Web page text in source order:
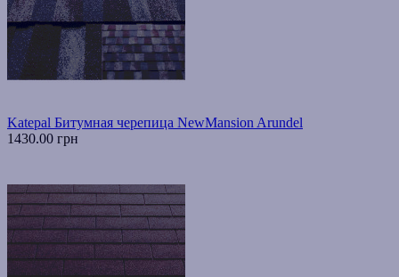
Katepal Битумная черепица NewMansion Arundel
1430.00 грн